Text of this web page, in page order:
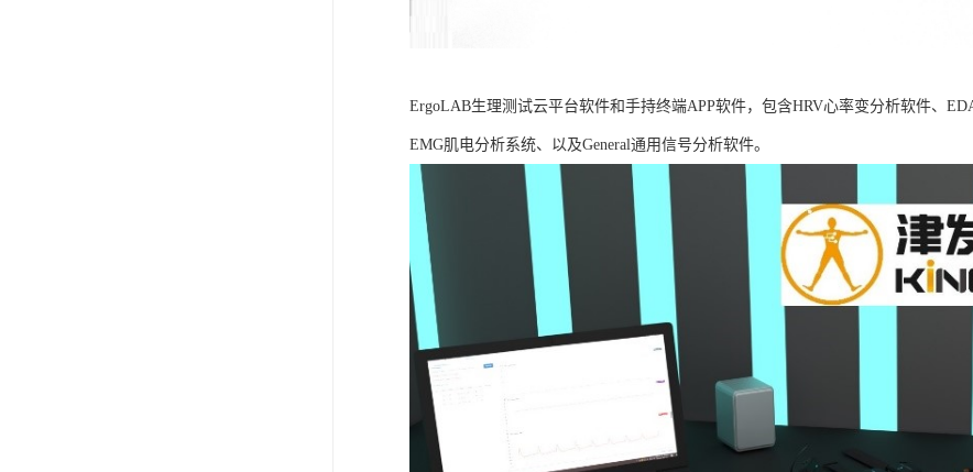
ErgoLAB生理测试云平台软件和手持终端APP软件，包含HRV心率变分析软件、
EMG肌电分析系统、以及General通用信号分析软件。